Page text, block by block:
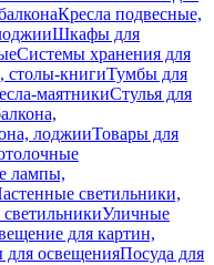
Кресла подвесные,
Шкафы для
Системы хранения для
столы-книгиТумбы для
маятникиСтулья для
лоджииТовары для
лампы,
светильники,
Уличные
для картин,
для освещенияПосуда для